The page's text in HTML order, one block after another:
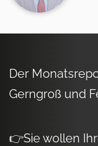
Der
Gerngroß und
👉Sie wollen